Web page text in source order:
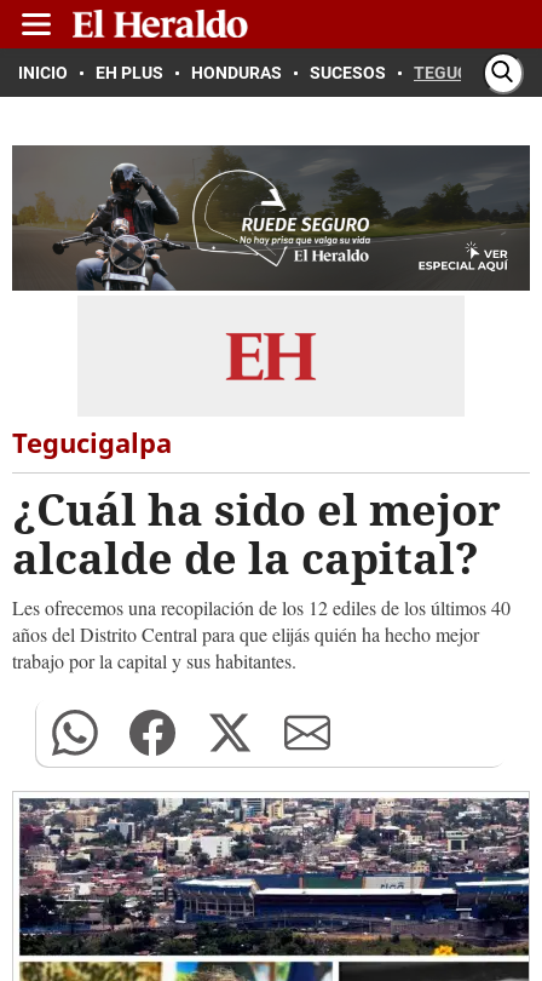
INICIO EH PLUS HONDURAS SUCESOS TEGUCIGALPA
Tegucigalpa
¿Cuál ha sido el mejor
alcalde de la capital?
Les ofrecemos una recopilación de los 12 ediles de los últimos 40
años del Distrito Central para que elijás quién ha hecho mejor
trabajo por la capital y sus habitantes.